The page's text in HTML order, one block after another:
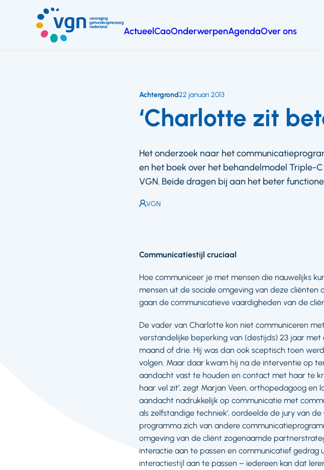
hoofdinhoud
ActueelCaoOnderwerpenAgendaOver ons
‘Charlotte zit
Achtergrond22 januari 2013
Het onderzoek naar het
en het boek over het behandelmodel Triple-
VGN. Beide dragen bij aan het beter
Auteur:
VGN
Communicatiestijl cruciaal
Hoe communiceer je met mensen die nauwelijks
mensen uit de sociale omgeving van deze cliënten
gaan de communicatieve vaardigheden van de
De vader van Charlotte kon niet communiceren
verstandelijke beperking van (destijds) 23 jaar
maand of drie. Hij was dan ook sceptisch toen
volgen. Maar daar kwam hij na de interventie op
aandacht vast te houden en contact met haar te
haar vel zit’, zegt Marjan Veen, orthopedagoog en
aandacht nadrukkelijk op communicatie met
als zelfstandige techniek’, oordeelde de jury van
programma zich van andere
omgeving van de cliënt zogenaamde
interactie aan te passen en communicatief gedrag
interactiestijl aan te passen – iedereen kan dat